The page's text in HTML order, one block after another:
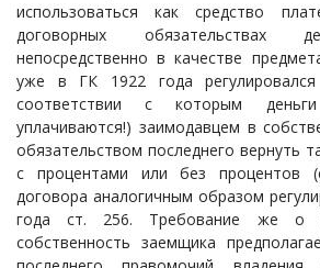
использоваться как средство
договорных обязательствах
непосредственно в качестве
уже в ГК 1922 года
соответствии с которым
уплачиваются!) заимодавцем в
обязательством последнего вернуть
с процентами или без процентов
договора аналогичным образом
года ст. 256. Требование же о
собственность заемщика